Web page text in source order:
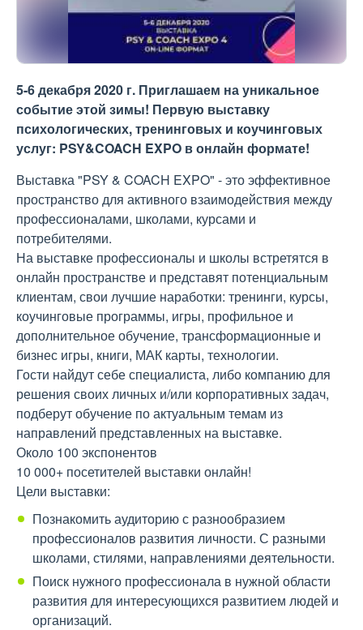
5-6 декабря 2020 г. Приглашаем на уникальное
событие этой зимы! Первую выставку
психологических, тренинговых и коучинговых
услуг: PSY&COACH EXPO в онлайн формате!
Выставка "PSY & COACH EXPO" - это эффективное
пространство для активного взаимодействия между
профессионалами, школами, курсами и
потребителями.
На выставке профессионалы и школы встретятся в
онлайн пространстве и представят потенциальным
клиентам, свои лучшие наработки: тренинги, курсы,
коучинговые программы, игры, профильное и
дополнительное обучение, трансформационные и
бизнес игры, книги, МАК карты, технологии.
Гости найдут себе специалиста, либо компанию для
решения своих личных и/или корпоративных задач,
подберут обучение по актуальным темам из
направлений представленных на выставке.
Около 100 экспонентов
10 000+ посетителей выставки онлайн!
Цели выставки:
Познакомить аудиторию с разнообразием
профессионалов развития личности. С разными
школами, стилями, направлениями деятельности.
Поиск нужного профессионала в нужной области
развития для интересующихся развитием людей и
организаций.